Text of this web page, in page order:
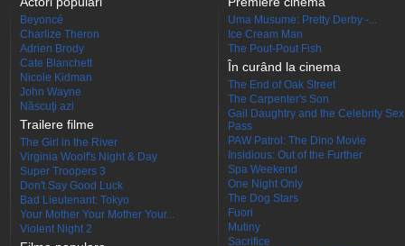
Beyoncé
Charlize Theron
Adrien Brody
Cate Blanchett
Nicole Kidman
John Wayne
Născuţi azi
Trailere filme
The Girl in the River
Virginia Woolf's Night & Day
Super Troopers 3
Don't Say Good Luck
Bad Lieutenant: Tokyo
Your Mother Your Mother Your...
Violent Night 2
Uma Musume: Pretty Derby -...
Ice Cream Man
The Pout-Pout Fish
În curând la cinema
The End of Oak Street
The Carpenter's Son
Gail Daughtry and the Celebrity Sex
Pass
PAW Patrol: The Dino Movie
Insidious: Out of the Further
Spa Weekend
One Night Only
The Dog Stars
Fuori
Mutiny
Sacrifice